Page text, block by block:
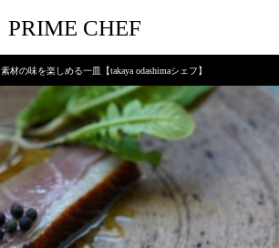
PRIME CHEF
素材の味を楽しめる一皿【takaya odashimaシェフ】